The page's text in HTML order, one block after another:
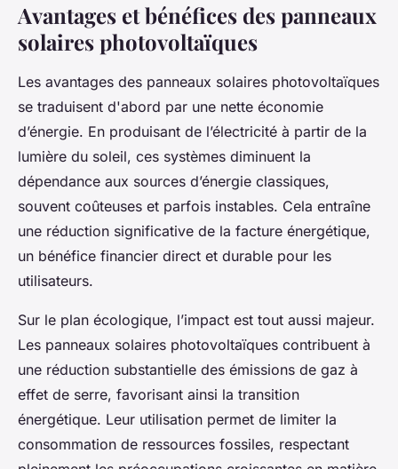
Avantages et bénéfices des panneaux
solaires photovoltaïques
Les avantages des panneaux solaires photovoltaïques
se traduisent d'abord par une nette économie
d’énergie. En produisant de l’électricité à partir de la
lumière du soleil, ces systèmes diminuent la
dépendance aux sources d’énergie classiques,
souvent coûteuses et parfois instables. Cela entraîne
une réduction significative de la facture énergétique,
un bénéfice financier direct et durable pour les
utilisateurs.
Sur le plan écologique, l’impact est tout aussi majeur.
Les panneaux solaires photovoltaïques contribuent à
une réduction substantielle des émissions de gaz à
effet de serre, favorisant ainsi la transition
énergétique. Leur utilisation permet de limiter la
consommation de ressources fossiles, respectant